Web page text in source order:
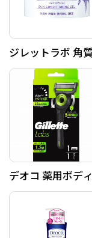
ジレットラボ 角
デオコ 薬用ボデ